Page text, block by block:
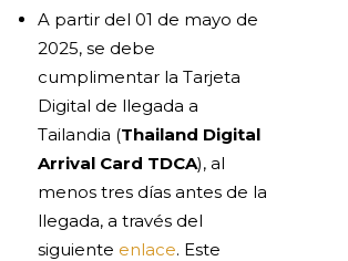
A partir del 01 de mayo de
2025, se debe
cumplimentar la Tarjeta
Digital de llegada a
Tailandia (Thailand Digital
Arrival Card TDCA), al
menos tres días antes de la
llegada, a través del
siguiente enlace. Este